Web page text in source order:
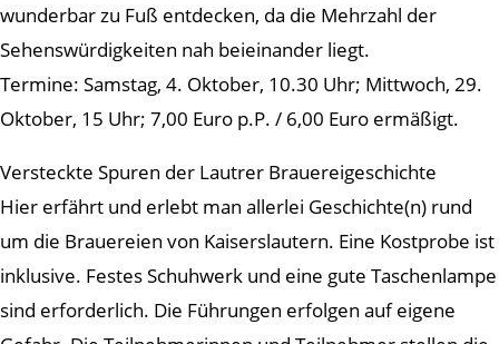
wunderbar zu Fuß entdecken, da die Mehrzahl der
Sehenswürdigkeiten nah beieinander liegt.
Termine: Samstag, 4. Oktober, 10.30 Uhr; Mittwoch, 29.
Oktober, 15 Uhr; 7,00 Euro p.P. / 6,00 Euro ermäßigt.
Versteckte Spuren der Lautrer Brauereigeschichte
Hier erfährt und erlebt man allerlei Geschichte(n) rund
um die Brauereien von Kaiserslautern. Eine Kostprobe ist
inklusive. Festes Schuhwerk und eine gute Taschenlampe
sind erforderlich. Die Führungen erfolgen auf eigene